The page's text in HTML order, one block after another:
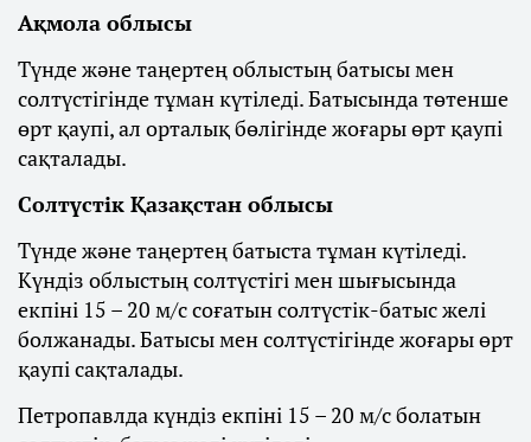
Ақмола облысы
Түнде және таңертең облыстың батысы мен
солтүстігінде тұман күтіледі. Батысында төтенше
өрт қаупі, ал орталық бөлігінде жоғары өрт қаупі
сақталады.
Солтүстік Қазақстан облысы
Түнде және таңертең батыста тұман күтіледі.
Күндіз облыстың солтүстігі мен шығысында
екпіні 15 – 20 м/с соғатын солтүстік-батыс желі
болжанады. Батысы мен солтүстігінде жоғары өрт
қаупі сақталады.
Петропавлда күндіз екпіні 15 – 20 м/с болатын